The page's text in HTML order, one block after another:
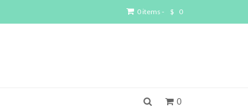
0 items - $ 0
0